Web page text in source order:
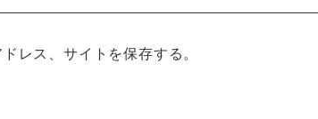
レス、サイトを保存する。